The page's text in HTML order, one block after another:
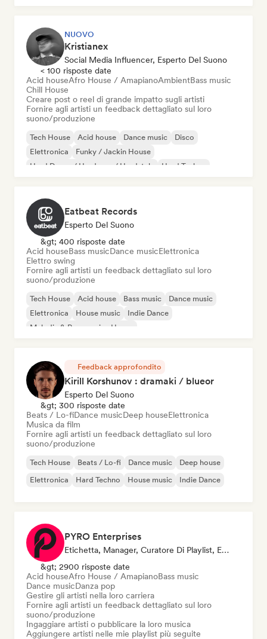
NUOVO
Kristianex
Social Media Influencer, Esperto Del Suono
< 100 risposte date
Acid houseAfro House / AmapianoAmbientBass music
Chill House
Creare post o reel di grande impatto sugli artisti
Fornire agli artisti un feedback dettagliato sul loro
suono/produzione
Tech House Acid house Dance music
Disco
Elettronica
Funky / Jackin House
Hard Dance / Hardcore / Hardstyle
Hard Techno
Eatbeat Records
Esperto Del Suono
&gt; 400 risposte date
Acid houseBass musicDance musicElettronica
Elettro swing
Fornire agli artisti un feedback dettagliato sul loro
suono/produzione
Tech House Acid house Bass music
Dance music
Elettronica
House music
Indie Dance
Melodic & Progressive House
Feedback approfondito
Kirill Korshunov : dramaki / blueor
Esperto Del Suono
&gt; 300 risposte date
Beats / Lo-fiDance musicDeep houseElettronica
Musica da film
Fornire agli artisti un feedback dettagliato sul loro
suono/produzione
Tech House Beats / Lo-fi Dance music
Deep house
Elettronica
Hard Techno House music Indie Dance
PYRO Enterprises
Etichetta, Manager, Curatore Di Playlist, Esperto Del Suono
&gt; 2900 risposte date
Acid houseAfro House / AmapianoBass music
Dance musicDanza pop
Gestire gli artisti nella loro carriera
Fornire agli artisti un feedback dettagliato sul loro
suono/produzione
Ingaggiare artisti o pubblicare la loro musica
Aggiungere artisti nelle mie playlist più seguite